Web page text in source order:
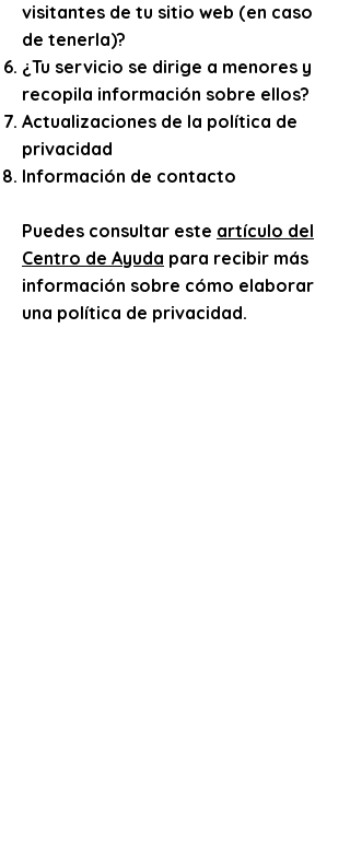
visitantes de tu sitio web (en caso
de tenerla)?
¿Tu servicio se dirige a menores y
recopila información sobre ellos?
Actualizaciones de la política de
privacidad
Información de contacto
Puedes consultar este artículo del
Centro de Ayuda para recibir más
información sobre cómo elaborar
una política de privacidad.